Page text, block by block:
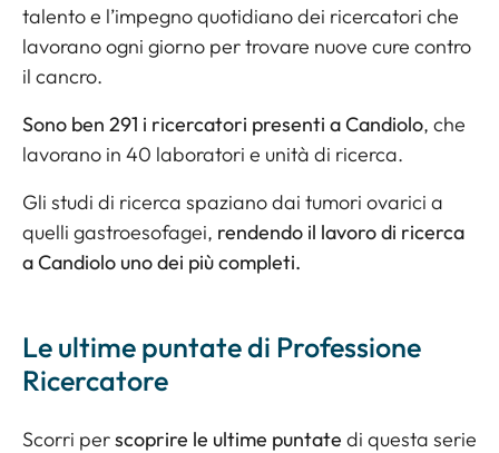
talento e l’impegno quotidiano dei ricercatori che
lavorano ogni giorno per trovare nuove cure contro
il cancro.
Sono ben 291 i ricercatori presenti a Candiolo, che
lavorano in 40 laboratori e unità di ricerca.
Gli studi di ricerca spaziano dai tumori ovarici a
quelli gastroesofagei, rendendo il lavoro di ricerca
a Candiolo uno dei più completi.
Le ultime puntate di Professione
Ricercatore
Scorri perscoprire le ultime puntate di questa serie